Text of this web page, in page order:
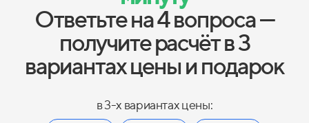
Ответьте на 4 вопроса —
получите расчёт в 3
вариантах цены и подарок
в 3-х вариантах цены: